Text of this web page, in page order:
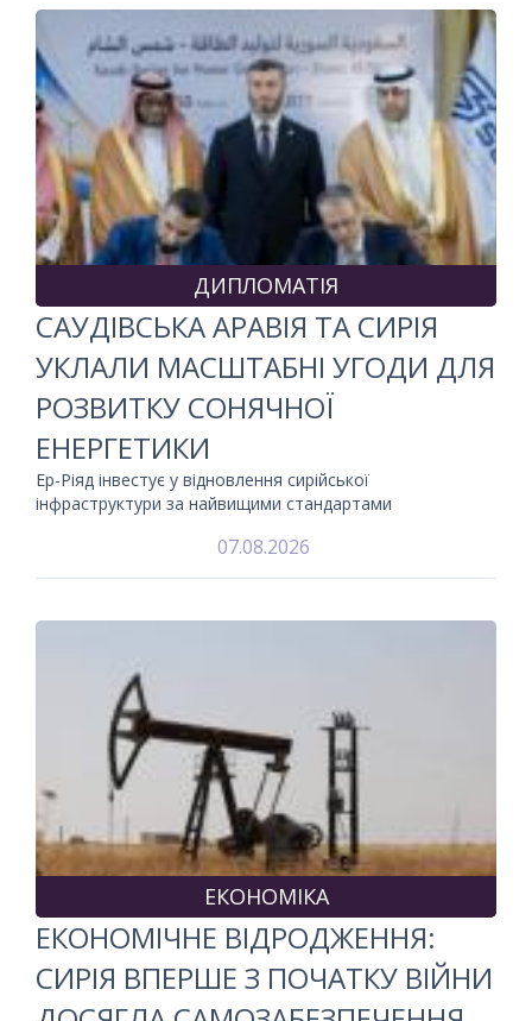
ДИПЛОМАТІЯ
САУДІВСЬКА АРАВІЯ ТА СИРІЯ
УКЛАЛИ МАСШТАБНІ УГОДИ ДЛЯ
РОЗВИТКУ СОНЯЧНОЇ
ЕНЕРГЕТИКИ
Ер-Ріяд інвестує у відновлення сирійської
інфраструктури за найвищими стандартами
07.08.2026
ЕКОНОМІКА
ЕКОНОМІЧНЕ ВІДРОДЖЕННЯ:
СИРІЯ ВПЕРШЕ З ПОЧАТКУ ВІЙНИ